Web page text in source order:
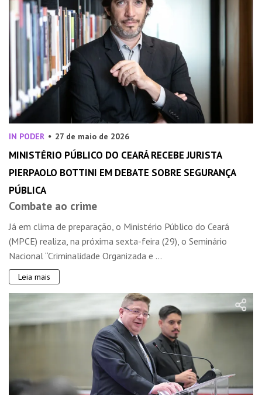
IN PODER 27 de maio de 2026
MINISTÉRIO PÚBLICO DO CEARÁ RECEBE JURISTA
PIERPAOLO BOTTINI EM DEBATE SOBRE SEGURANÇA
PÚBLICA
Combate ao crime
Já em clima de preparação, o Ministério Público do Ceará
(MPCE) realiza, na próxima sexta-feira (29), o Seminário
Nacional “Criminalidade Organizada e ...
Leia mais